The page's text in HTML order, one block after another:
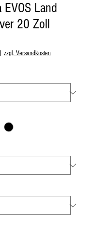
EVOS Land
20 Zoll
zzgl. Versandkosten